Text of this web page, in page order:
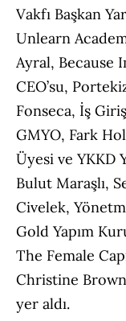
Vakfı Başkan
Unlearn
Ayral, Because
CEO’su,
Fonseca, İş
GMYO, Fark
Üyesi ve YKKD
Bulut Maraşlı,
Civelek,
Gold Yapım
The Female
Christine
yer aldı.